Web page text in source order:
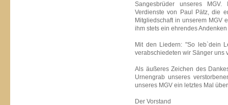
Sangesbrüder unseres
Verdienste von Paul Pätz, die
Mitgliedschaft in unserem MGV
ihm stets ein ehrendes
Mit den Liedern: "So leb`dein
verabschiedeten wir Sänger uns
Als äußeres Zeichen des
Urnengrab unseres
unseres MGV ein letztes Mal
Der Vorstand